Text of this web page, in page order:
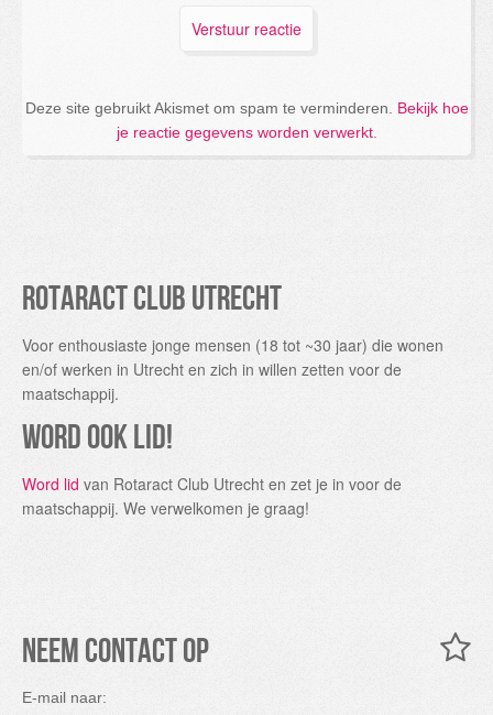
Deze site gebruikt Akismet om spam te verminderen. Bekijk hoe
je reactie gegevens worden verwerkt.
Rotaract Club Utrecht
Voor enthousiaste jonge mensen (18 tot ~30 jaar) die wonen
en/of werken in Utrecht en zich in willen zetten voor de
maatschappij.
Word ook lid!
Word lid van Rotaract Club Utrecht en zet je in voor de
maatschappij. We verwelkomen je graag!
Neem contact op
E-mail naar: